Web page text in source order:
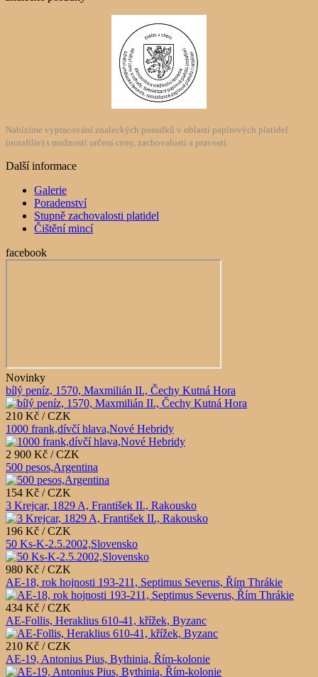
Nabízíme vypracování znaleckých posudků v oblasti papírových platidel
(notafilie) s možností určení ceny, zachovalosti a pravosti.
Další informace
Galerie
Poradenství
Stupně zachovalosti platidel
Čištění mincí
facebook
Novinky
bílý peníz, 1570, Maxmilián II., Čechy Kutná Hora
210 Kč / CZK
1000 frank,dívčí hlava,Nové Hebridy
2 900 Kč / CZK
500 pesos,Argentina
154 Kč / CZK
3 Krejcar, 1829 A, František II., Rakousko
196 Kč / CZK
50 Ks-K-2.5.2002,Slovensko
980 Kč / CZK
AE-18, rok hojnosti 193-211, Septimus Severus, Řím Thrákie
434 Kč / CZK
AE-Follis, Heraklius 610-41, křížek, Byzanc
210 Kč / CZK
AE-19, Antonius Pius, Bythinia, Řím-kolonie